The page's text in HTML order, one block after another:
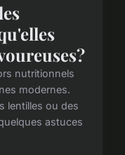
nutritionnels
modernes.
lentilles ou des
astuces